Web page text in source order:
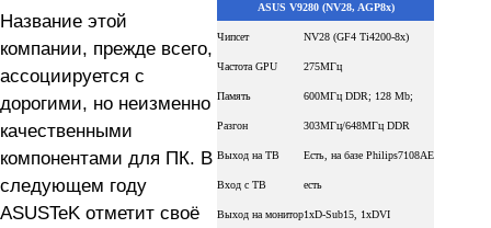
ASUS V9280 (NV28, AGP8x)
Чипсет NV28 (GF4 Ti4200-8x)
Частота GPU 275МГц
Память 600МГц DDR; 128 Mb;
Разгон 303МГц/648МГц DDR
Выход на ТВ Есть, на базе Philips7108AE
Вход с ТВ есть
Выход на монитор1xD-Sub15, 1xDVI
Название этой
компании, прежде всего,
ассоциируется с
дорогими, но неизменно
качественными
компонентами для ПК. В
следующем году
ASUSTeK отметит своё